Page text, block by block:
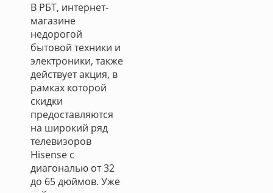
В РБТ, интернет-
магазине
недорогой
бытовой техники и
электроники, также
действует акция, в
рамках которой
скидки
предоставляются
на широкий ряд
телевизоров
Hisense с
диагональю от 32
до 65 дюймов. Уже